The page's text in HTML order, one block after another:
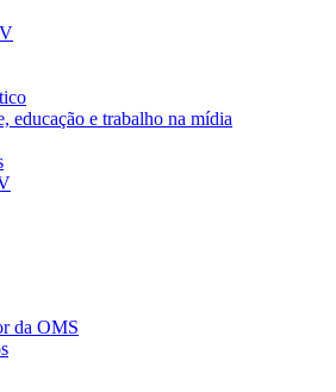
educação e trabalho na mídia
da OMS